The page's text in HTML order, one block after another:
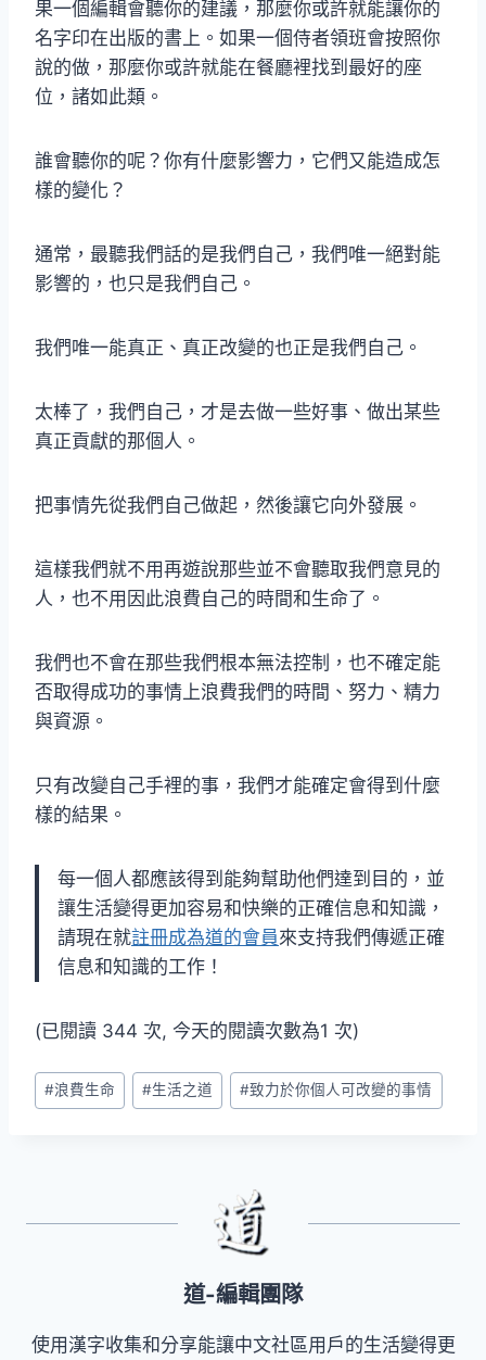
果一個編輯會聽你的建議，那麼你或許就能讓你的
名字印在出版的書上。如果一個侍者領班會按照你
說的做，那麼你或許就能在餐廳裡找到最好的座
位，諸如此類。
誰會聽你的呢？你有什麼影響力，它們又能造成怎
樣的變化？
通常，最聽我們話的是我們自己，我們唯一絕對能
影響的，也只是我們自己。
我們唯一能真正、真正改變的也正是我們自己。
太棒了，我們自己，才是去做一些好事、做出某些
真正貢獻的那個人。
把事情先從我們自己做起，然後讓它向外發展。
這樣我們就不用再遊說那些並不會聽取我們意見的
人，也不用因此浪費自己的時間和生命了。
我們也不會在那些我們根本無法控制，也不確定能
否取得成功的事情上浪費我們的時間、努力、精力
與資源。
只有改變自己手裡的事，我們才能確定會得到什麼
樣的結果。
每一個人都應該得到能夠幫助他們達到目的，並
讓生活變得更加容易和快樂的正確信息和知識，
請現在就註冊成為道的會員來支持我們傳遞正確
信息和知識的工作！
(已閱讀 344 次, 今天的閱讀次數為1 次)
Post
Tags:
#浪費生命 #生活之道 #致力於你個人可改變的事情
道-編輯團隊
使用漢字收集和分享能讓中文社區用戶的生活變得更